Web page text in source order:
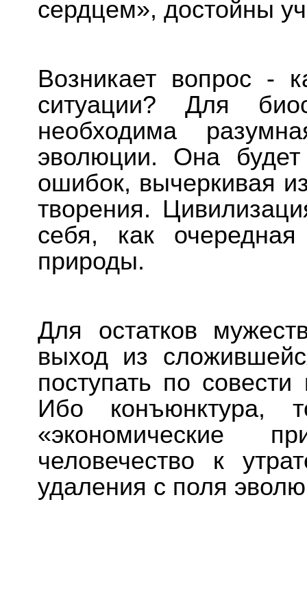
сердцем», достойны
Возникает вопрос -
ситуации? Для
необходима
эволюции. Она
ошибок, вычеркивая
творения.
себя, как
природы.
Для остатков
выход из
поступать по
Ибо конъюнктура,
«экономические
человечество к
удаления с поля